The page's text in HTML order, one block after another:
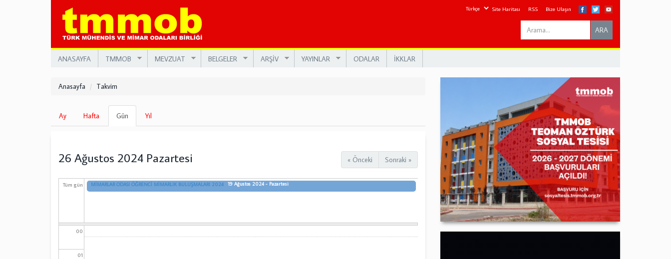
Site Haritası RSS Bize Ulaşın
Search
this
ARA
ANASAYFA TMMOB MEVZUAT BELGELER ARŞİV YAYINLAR ODALAR İKKLAR
Anasayfa Takvim
Birincil
sekmeler
Ay Hafta Gün
sekme)
Yıl
« Önceki Sonraki »
26 Ağustos 2024 Pazartesi
Tüm gün MİMARLAR ODASI ÖĞRENCİ MİMARLIK BULUŞMALARI 2024 19 Ağustos 2024 - Pazartesi
00
01